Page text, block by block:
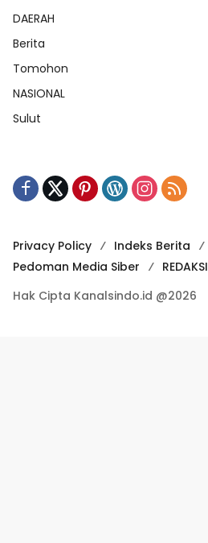
DAERAH
Berita
Tomohon
NASIONAL
Sulut
Privacy Policy
Indeks Berita
Pedoman Media Siber
REDAKSI
Hak Cipta Kanalsindo.id @2026